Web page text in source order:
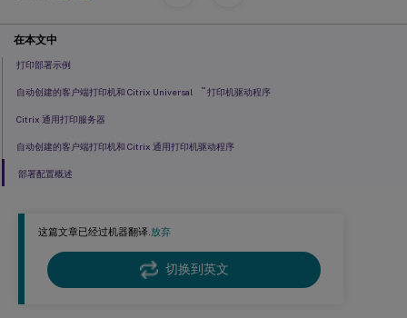
这篇文章已经过机器翻译.放弃
切换到英文
在本文中
打印部署示例
自动创建的客户端打印机和 Citrix Universal ™ 打印机驱动程序
Citrix 通用打印服务器
自动创建的客户端打印机和 Citrix 通用打印机驱动程序
部署配置概述